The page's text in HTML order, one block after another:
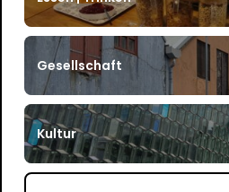
Gesellschaft
Kultur